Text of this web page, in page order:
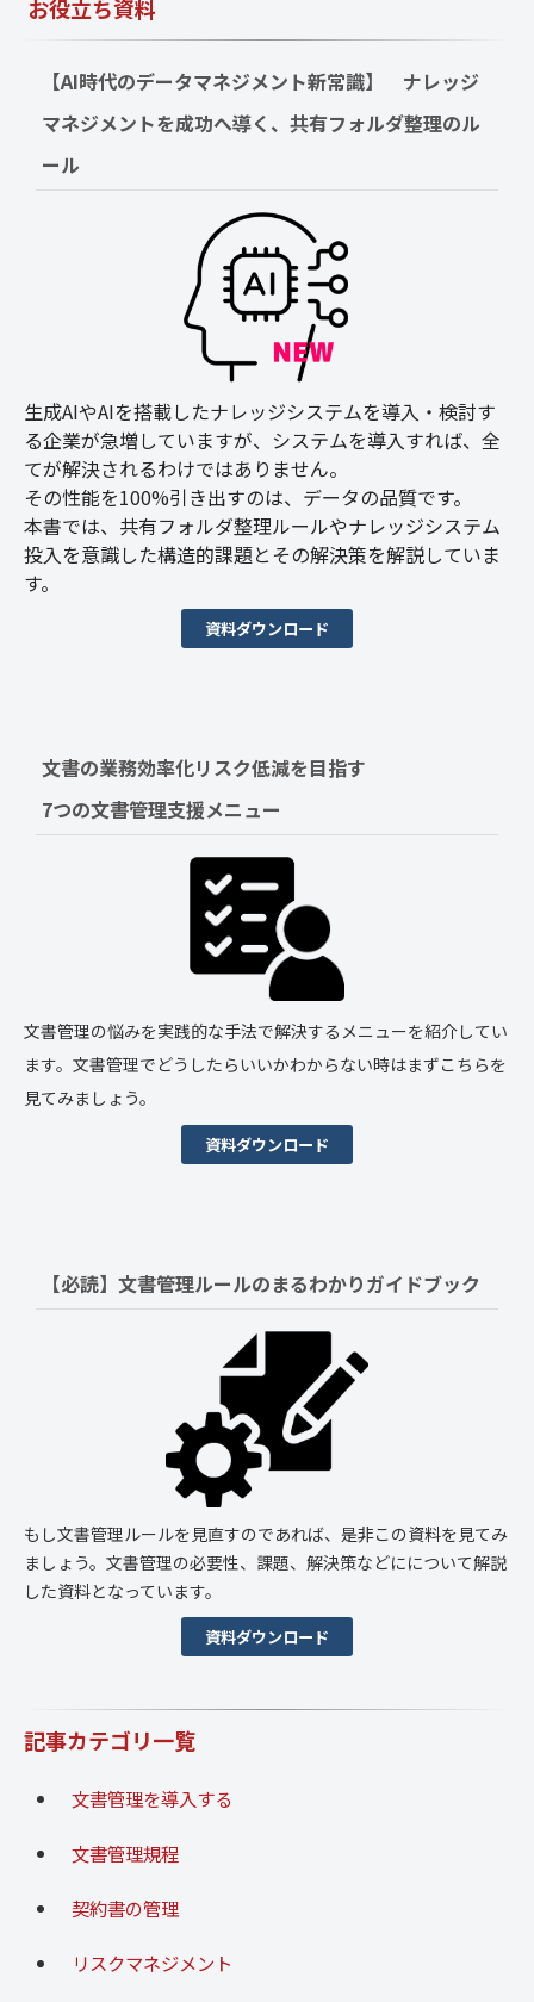
お役立ち資料
【AI時代のデータマネジメント新常識】　ナレッジ
マネジメントを成功へ導く、共有フォルダ整理のル
ール
生成AIやAIを搭載したナレッジシステムを導入・検討す
る企業が急増していますが、システムを導入すれば、全
てが解決されるわけではありません。
その性能を100%引き出すのは、データの品質です。
本書では、共有フォルダ整理ルールやナレッジシステム
投入を意識した構造的課題とその解決策を解説していま
す。
資料ダウンロード
文書の業務効率化リスク低減を目指す
7つの文書管理支援メニュー
文書管理の悩みを実践的な手法で解決するメニューを紹介してい
ます。文書管理でどうしたらいいかわからない時はまずこちらを
見てみましょう。
資料ダウンロード
【必読】文書管理ルールのまるわかりガイドブック
もし文書管理ルールを見直すのであれば、是非この資料を見てみ
ましょう。文書管理の必要性、課題、解決策などにについて解説
した資料となっています。
資料ダウンロード
記事カテゴリ一覧
文書管理を導入する
文書管理規程
契約書の管理
リスクマネジメント